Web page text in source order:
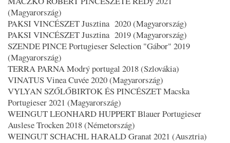
(Magyarország)
PAKSI VINCÉSZET Jusztina 2020 (Magyarország)
PAKSI VINCÉSZET Jusztina 2019 (Magyarország)
SZENDE PINCE Portugieser Selection "Gábor" 2019
(Magyarország)
TERRA PARNA Modrý portugal 2018 (Szlovákia)
VINATUS Vinea Cuvée 2020 (Magyarország)
VYLYAN SZŐLŐBIRTOK ÉS PINCÉSZET Macska
Portugieser 2021 (Magyarország)
WEINGUT LEONHARD HUPPERT Blauer Portugieser
Auslese Trocken 2018 (Németország)
WEINGUT SCHACHL HARALD Granat 2021 (Ausztria)